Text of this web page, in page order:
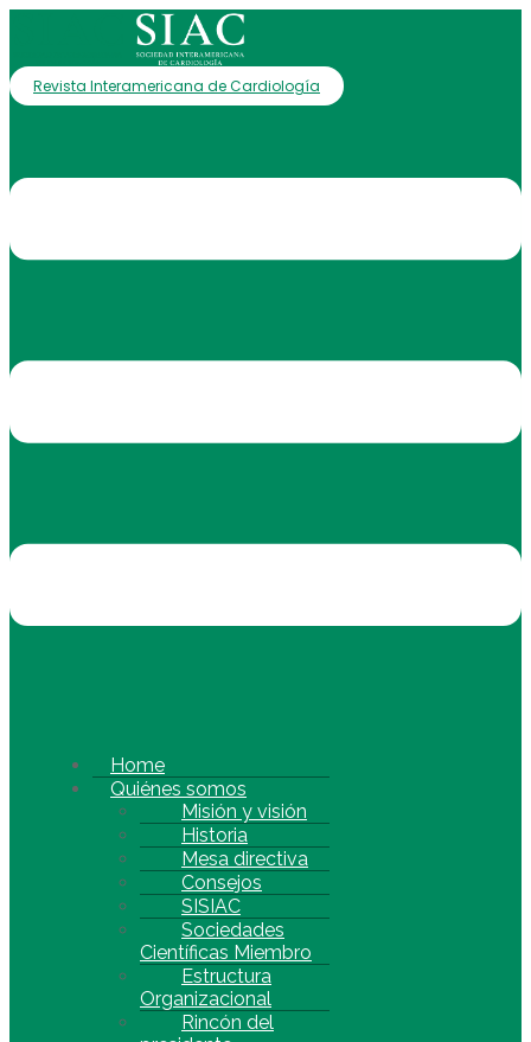
Revista Interamericana de Cardiología
Home
Quiénes somos
Misión y visión
Historia
Mesa directiva
Consejos
SISIAC
Sociedades
Científicas Miembro
Estructura
Organizacional
Rincón del